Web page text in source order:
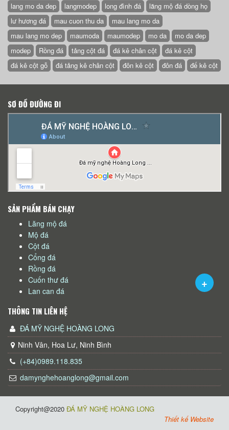
lang mo da dep
langmodep long đình đá
lăng mộ đá dòng họ
lư hương đá
mau cuon thu da
mau lang mo da
mau lang mo dep
maumoda maumodep mo da
mo da dep
modep
Rồng đá tảng cột đá đá kê chân cột
đá kê cột
đá kê cột gỗ
đá tảng kê chân cột đôn kê cột đôn đá đế kê cột
SƠ ĐỒ ĐƯỜNG ĐI
SẢN PHẨM BÁN CHẠY
Lăng mộ đá
Mộ đá
Cột đá
Cổng đá
Rồng đá
Cuốn thư đá
Lan can đá
THÔNG TIN LIÊN HỆ
ĐÁ MỸ NGHỆ HOÀNG LONG
Ninh Vân, Hoa Lư, Ninh Bình
(+84)0989.118.835
damynghehoanglong@gmail.com
Copyright@2020 ĐÁ MỸ NGHỆ HOÀNG LONG
Thiết kế Website